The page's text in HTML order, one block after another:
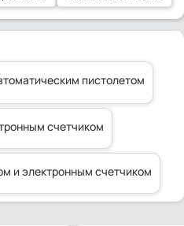
пистолетом
счетчиком
и электронным счетчиком